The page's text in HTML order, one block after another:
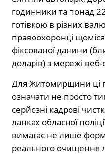
годинники та понад
готівкою в різних
правоохоронці
фіксованої данини
доларів) з мережі веб-
Для Житомирщини ці
означати не просто
серйозні кадрові
ланках обласної
вимагає не лише
реального очищення